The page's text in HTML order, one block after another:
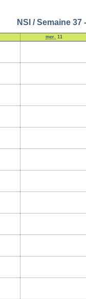
NSI / Semaine
mer. 11